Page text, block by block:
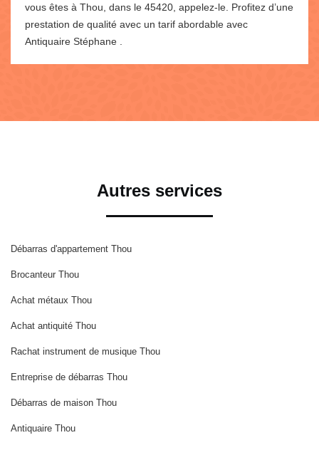
vous êtes à Thou, dans le 45420, appelez-le. Profitez d’une
prestation de qualité avec un tarif abordable avec
Antiquaire Stéphane .
Autres services
Débarras d'appartement Thou
Brocanteur Thou
Achat métaux Thou
Achat antiquité Thou
Rachat instrument de musique Thou
Entreprise de débarras Thou
Débarras de maison Thou
Antiquaire Thou